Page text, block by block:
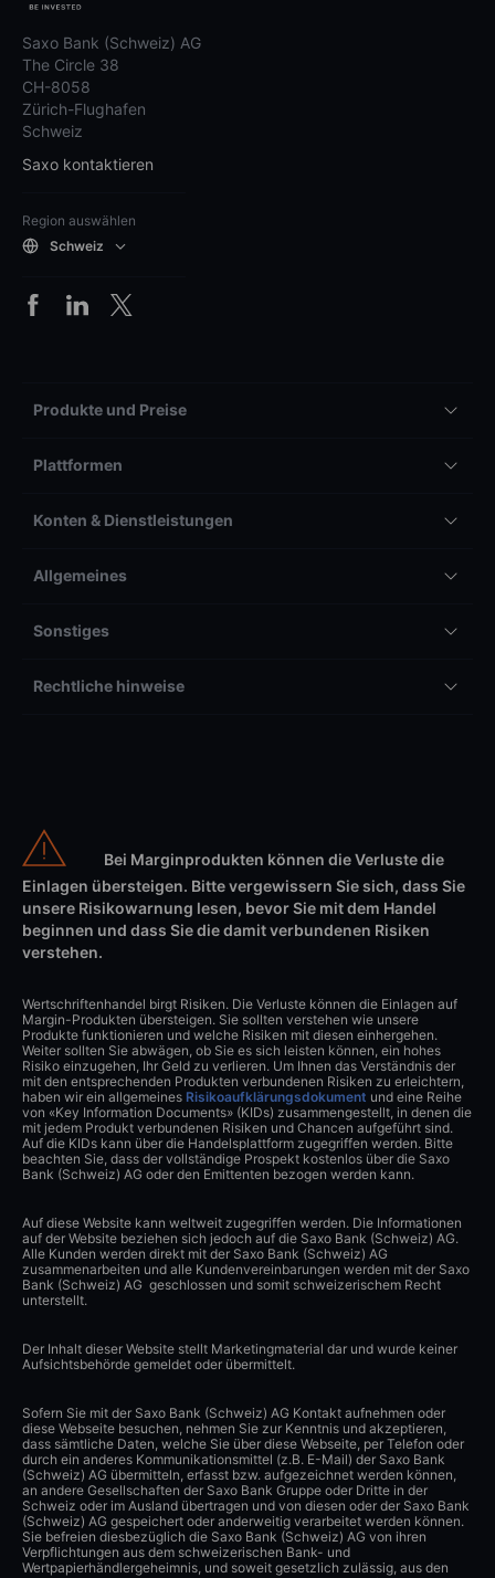
Saxo Bank (Schweiz) AG
The Circle 38
CH-8058
Zürich-Flughafen
Schweiz
Saxo kontaktieren
Region auswählen
Schweiz
Produkte und Preise
Plattformen
Konten & Dienstleistungen
Allgemeines
Sonstiges
Rechtliche hinweise
Bei Marginprodukten können die Verluste die
Einlagen übersteigen. Bitte vergewissern Sie sich, dass Sie
unsere Risikowarnung lesen, bevor Sie mit dem Handel
beginnen und dass Sie die damit verbundenen Risiken
verstehen.
Wertschriftenhandel birgt Risiken. Die Verluste können die Einlagen auf
Margin-Produkten übersteigen. Sie sollten verstehen wie unsere
Produkte funktionieren und welche Risiken mit diesen einhergehen.
Weiter sollten Sie abwägen, ob Sie es sich leisten können, ein hohes
Risiko einzugehen, Ihr Geld zu verlieren. Um Ihnen das Verständnis der
mit den entsprechenden Produkten verbundenen Risiken zu erleichtern,
haben wir ein allgemeines Risikoaufklärungsdokument und eine Reihe
von «Key Information Documents» (KIDs) zusammengestellt, in denen die
mit jedem Produkt verbundenen Risiken und Chancen aufgeführt sind.
Auf die KIDs kann über die Handelsplattform zugegriffen werden. Bitte
beachten Sie, dass der vollständige Prospekt kostenlos über die Saxo
Bank (Schweiz) AG oder den Emittenten bezogen werden kann.
Auf diese Website kann weltweit zugegriffen werden. Die Informationen
auf der Website beziehen sich jedoch auf die Saxo Bank (Schweiz) AG.
Alle Kunden werden direkt mit der Saxo Bank (Schweiz) AG
zusammenarbeiten und alle Kundenvereinbarungen werden mit der Saxo
Bank (Schweiz) AG geschlossen und somit schweizerischem Recht
unterstellt.
Der Inhalt dieser Website stellt Marketingmaterial dar und wurde keiner
Aufsichtsbehörde gemeldet oder übermittelt.
Sofern Sie mit der Saxo Bank (Schweiz) AG Kontakt aufnehmen oder
diese Webseite besuchen, nehmen Sie zur Kenntnis und akzeptieren,
dass sämtliche Daten, welche Sie über diese Webseite, per Telefon oder
durch ein anderes Kommunikationsmittel (z.B. E-Mail) der Saxo Bank
(Schweiz) AG übermitteln, erfasst bzw. aufgezeichnet werden können,
an andere Gesellschaften der Saxo Bank Gruppe oder Dritte in der
Schweiz oder im Ausland übertragen und von diesen oder der Saxo Bank
(Schweiz) AG gespeichert oder anderweitig verarbeitet werden können.
Sie befreien diesbezüglich die Saxo Bank (Schweiz) AG von ihren
Verpflichtungen aus dem schweizerischen Bank- und
Wertpapierhändlergeheimnis, und soweit gesetzlich zulässig, aus den